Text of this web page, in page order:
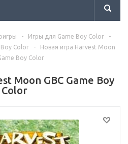
- Игры для Game Boy Color
-
Color
-
Новая игра Harvest Moon
Boy Color
Moon GBC Game Boy
Color